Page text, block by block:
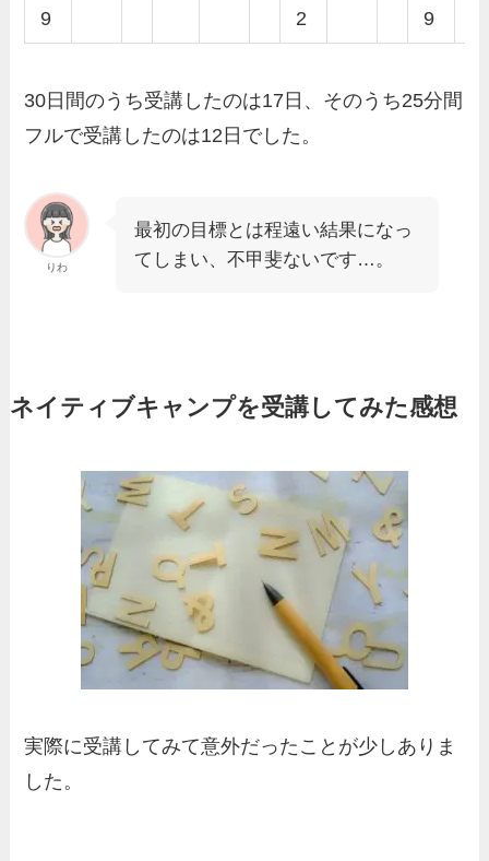
9
2
9
30日間のうち受講したのは17日 、そのうち25分間
フルで受講したのは12日 でした。
りわ
最初の目標とは程遠い結果になっ
てしまい、不甲斐ないです…。
ネイティブキャンプを受講してみた感想
実際に受講してみて意外だったことが少しありま
した。